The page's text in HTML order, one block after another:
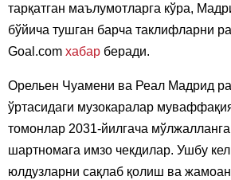
тарқатган маълумотларга кўра,
бўйича тушган барча таклифларни
Goal.com хабар беради.
Орельен Чуамени ва Реал Мадрид
ўртасидаги музокаралар
томонлар 2031-йилгача
шартномага имзо чекдилар. Ушбу
юлдузларни сақлаб қолиш ва